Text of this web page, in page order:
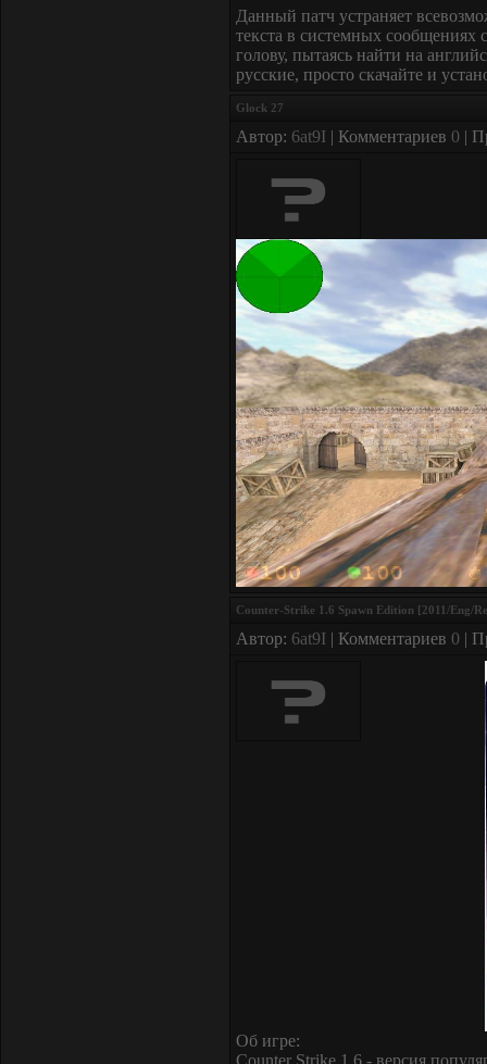
Данный патч устраняет
текста в системных сообщениях
голову, пытаясь найти на
русские, просто скачайте и
Glock 27
Автор: 6at9I | Комментариев 0 |
Counter-Strike 1.6 Spawn Edition [2011/Eng/
Автор: 6at9I | Комментариев 0 |
Об игре:
Counter Strike 1.6 - версия